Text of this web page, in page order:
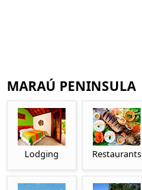
MARAÚ PENINSULA
Lodging Restaurants